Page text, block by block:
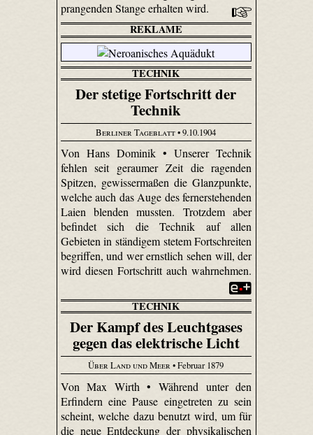
prangenden Stange erhalten wird.
REKLAME
TECHNIK
Der stetige Fortschritt der
Technik
Berliner Tageblatt• 9.10.1904
Von Hans Dominik • Unserer Technik
fehlen seit geraumer Zeit die ragenden
Spitzen, gewissermaßen die Glanzpunkte,
welche auch das Auge des fernerstehenden
Laien blenden mussten. Trotzdem aber
befindet sich die Technik auf allen
Gebieten in ständigem stetem Fortschreiten
begriffen, und wer ernstlich sehen will, der
wird diesen Fortschritt auch wahrnehmen.
TECHNIK
Der Kampf des Leuchtgases
gegen das elektrische Licht
Über Land und Meer• Februar 1879
Von Max Wirth • Während unter den
Erfindern eine Pause eingetreten zu sein
scheint, welche dazu benutzt wird, um für
die neue Entdeckung der physikalischen